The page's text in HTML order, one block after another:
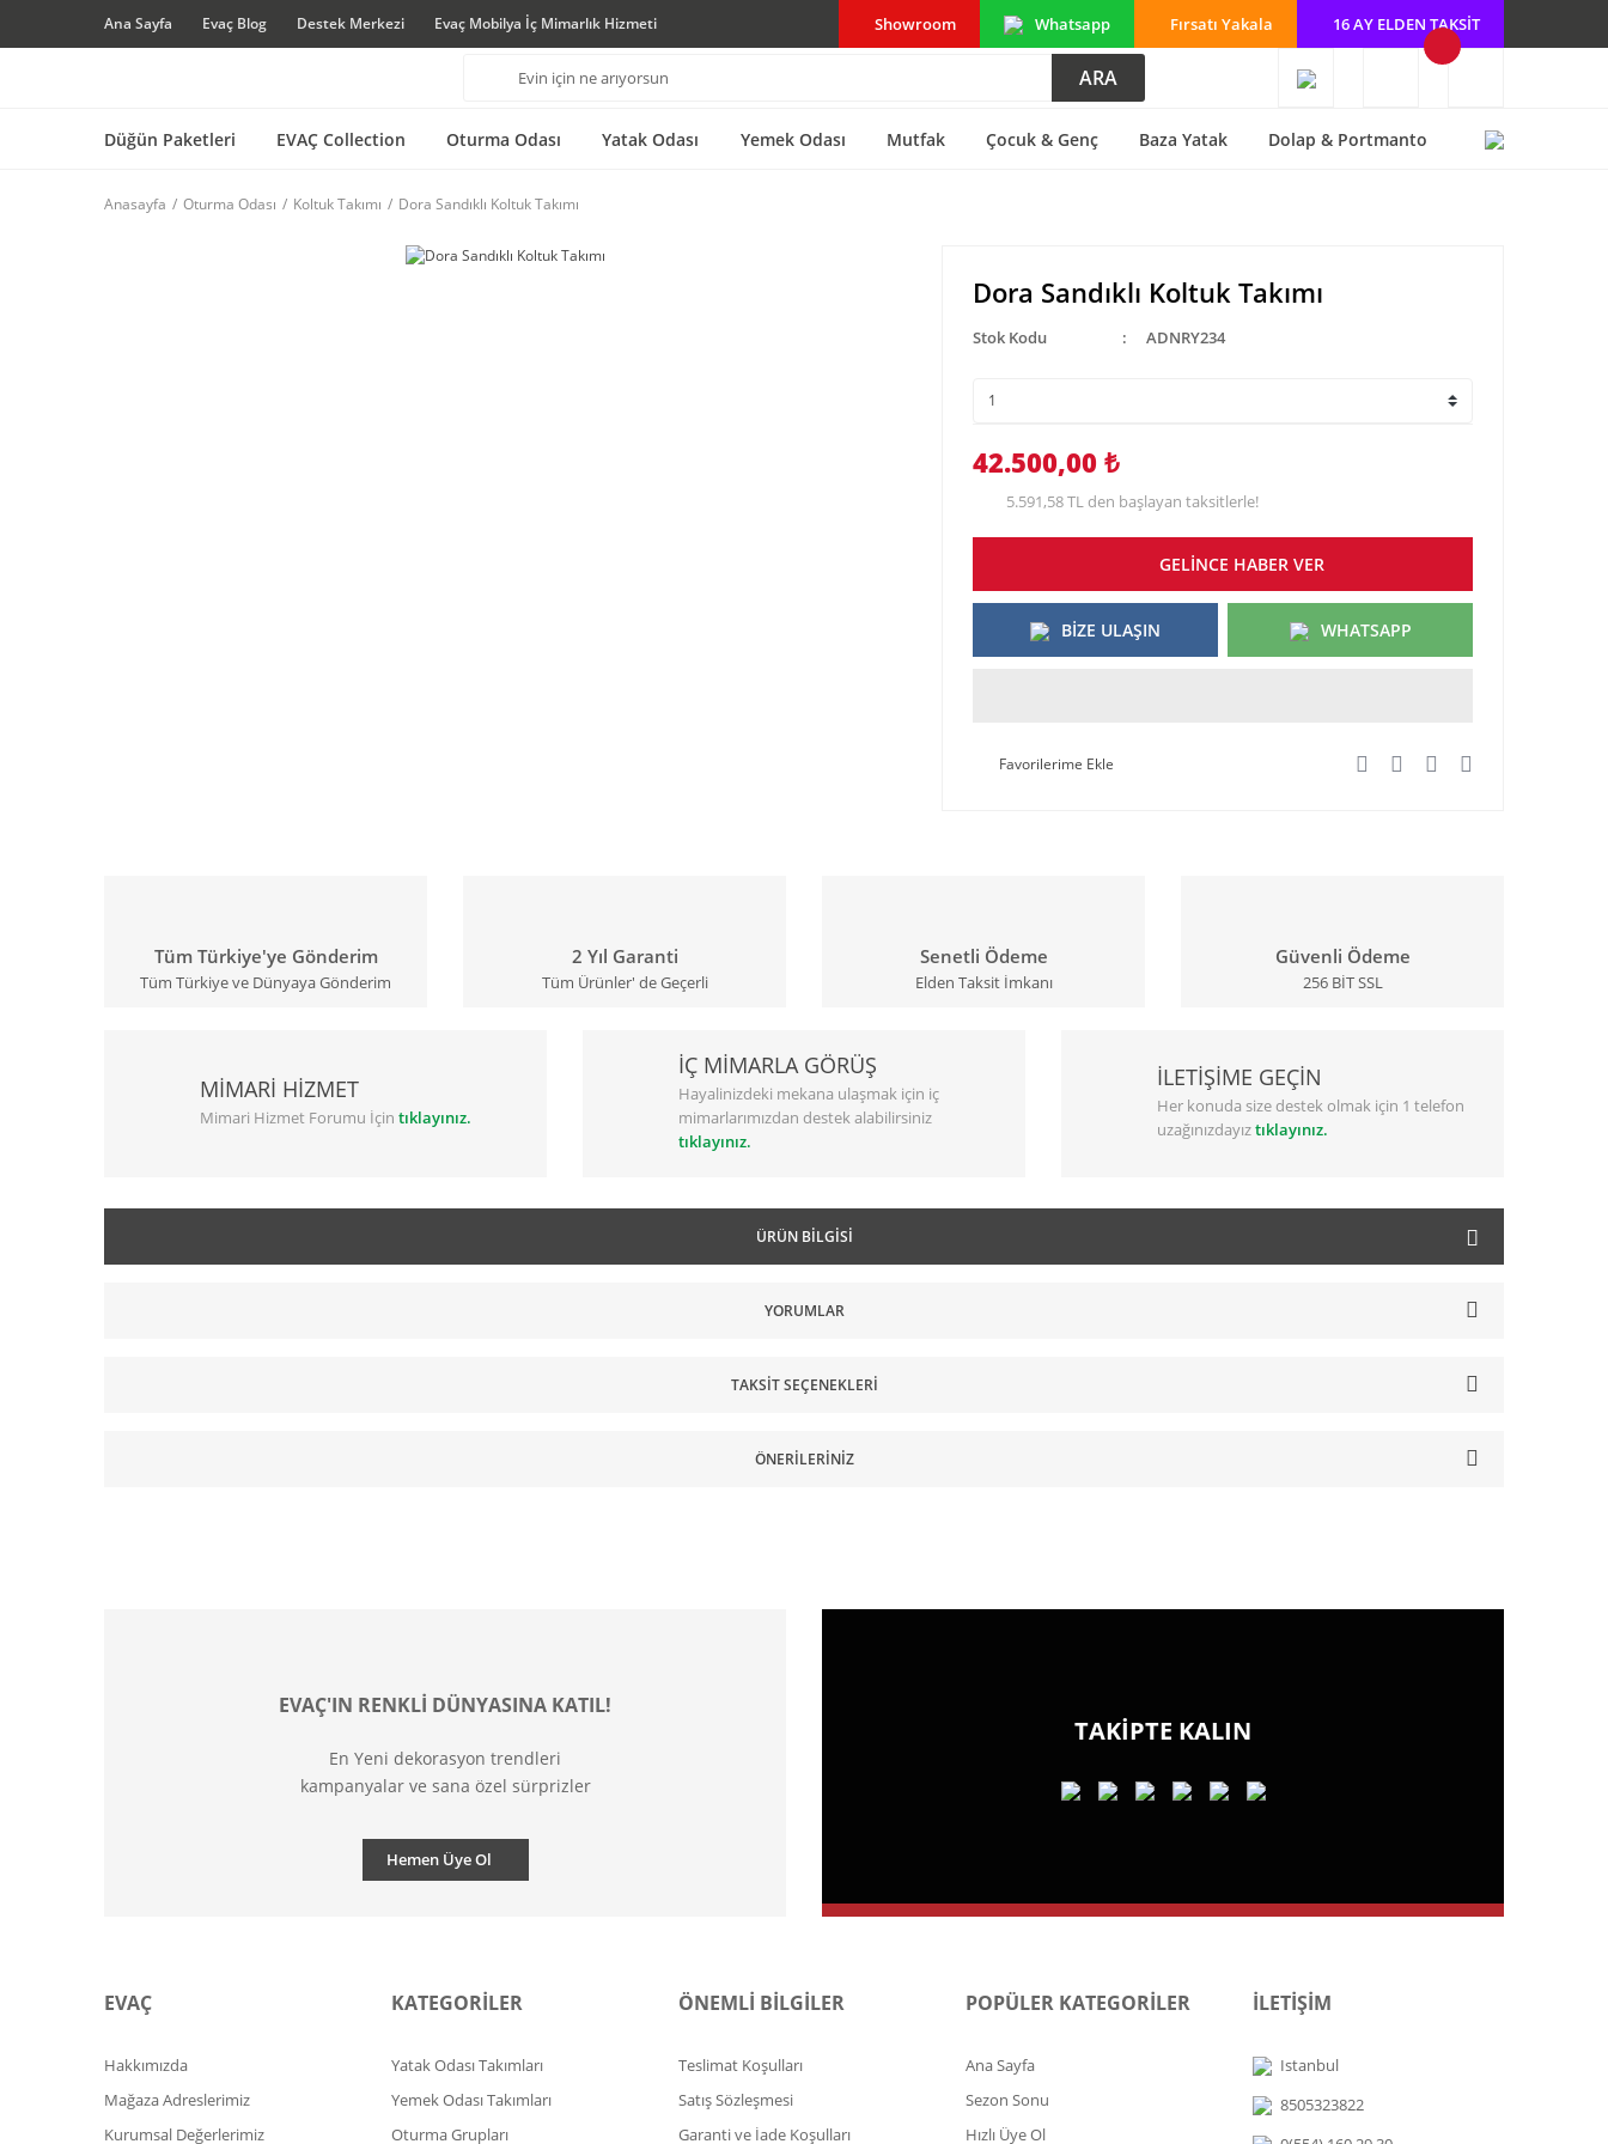
Ana Sayfa Evaç Blog Destek Merkezi Evaç Mobilya İç Mimarlık Hizmeti Showroom Whatsapp Fırsatı Yakala 16 AY ELDEN TAKSİT
ARA
Düğün Paketleri EVAÇ Collection Oturma Odası Yatak Odası Yemek Odası Mutfak Çocuk & Genç Baza Yatak Dolap & Portmanto
Anasayfa Oturma Odası Koltuk Takımı Dora Sandıklı Koltuk Takımı
Dora Sandıklı Koltuk Takımı
Stok Kodu ADNRY234
42.500,00 ₺
5.591,58 TL den başlayan taksitlerle!
GELİNCE HABER VER
BİZE ULAŞIN WHATSAPP
Tüm Türkiye'ye Gönderim
Tüm Türkiye ve Dünyaya Gönderim
2 Yıl Garanti
Tüm Ürünler' de Geçerli
Senetli Ödeme
Elden Taksit İmkanı
Güvenli Ödeme
256 BİT SSL
MİMARİ HİZMET
Mimari Hizmet Forumu İçin tıklayınız.
İÇ MİMARLA GÖRÜŞ
Hayalinizdeki mekana ulaşmak için iç
mimarlarımızdan destek alabilirsiniz
tıklayınız.
İLETİŞİME GEÇİN
Her konuda size destek olmak için 1 telefon
uzağınızdayıztıklayınız.
ÜRÜN BILGISI
YORUMLAR
TAKSIT SEÇENEKLERI
ÖNERILERINIZ
EVAÇ'IN RENKLİ DÜNYASINA KATIL!
En Yeni dekorasyon trendleri
kampanyalar ve sana özel sürprizler
Hemen Üye Ol
TAKİPTE KALIN
EVAÇ
Hakkımızda
Mağaza Adreslerimiz
Kurumsal Değerlerimiz
KATEGORİLER
Yatak Odası Takımları
Yemek Odası Takımları
Oturma Grupları
ÖNEMLİ BİLGİLER
Teslimat Koşulları
Satış Sözleşmesi
Garanti ve İade Koşulları
POPÜLER KATEGORİLER
Ana Sayfa
Sezon Sonu
Hızlı Üye Ol
İLETİŞİM
Istanbul
8505323822